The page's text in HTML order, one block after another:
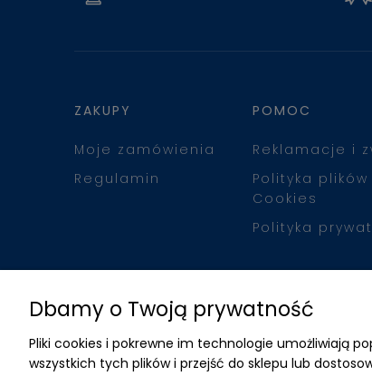
ZAKUPY
Moje zamówienia
Regulamin
POMOC
Reklamacje i
Polityka plików
Cookies
Polityka
Dbamy o Twoją prywatność
Pliki cookies i pokrewne im technologie umożliwiają
wszystkich tych plików i przejść do sklepu lub